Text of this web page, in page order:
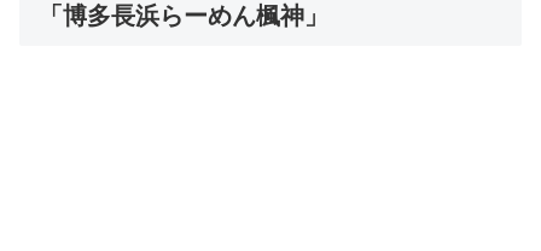
「博多長浜らーめん楓神」